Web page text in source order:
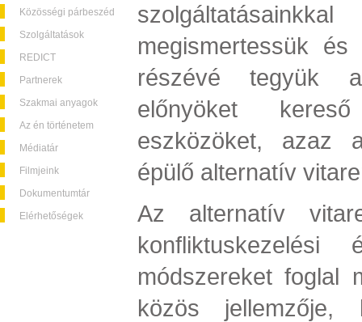
Közösségi párbeszéd
Szolgáltatások
REDICT
Partnerek
Szakmai anyagok
Az én történetem
Médiatár
Filmjeink
Dokumentumtár
Elérhetőségek
megismertessük
részévé tegyük
előnyöket kereső
eszközöket, azaz
épülő alternatív
Az alternatív
konfliktuskezelési
módszereket foglal
közös jellemzője,